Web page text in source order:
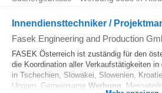
Innendiensttechniker /
Fasek Engineering and Production
FASEK Österreich ist zuständig für den
die Koordination aller Verkaufstätigkeiten
in Tschechien, Slowakei, Slowenien,
Ungarn. Gemeinsame Werbung ,